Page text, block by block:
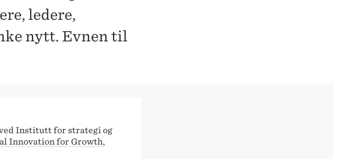
ledere,
nytt. Evnen til
Institutt for strategi og
Innovation for Growth,